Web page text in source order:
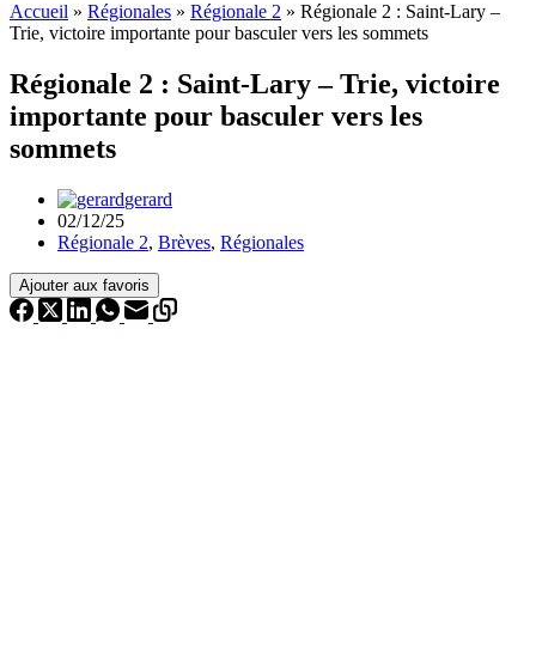
Accueil » Régionales » Régionale 2 » Régionale 2 : Saint-Lary –
Trie, victoire importante pour basculer vers les sommets
Régionale 2 : Saint-Lary – Trie, victoire
importante pour basculer vers les
sommets
gerard
02/12/25
Régionale 2, Brèves, Régionales
Ajouter aux favoris